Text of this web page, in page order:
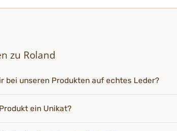
zu Roland
bei unseren Produkten auf echtes Leder?
ein Unikat?